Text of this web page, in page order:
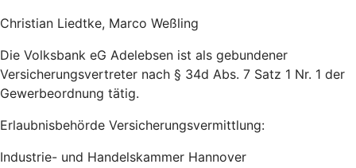
Christian Liedtke, Marco Weßling
Die Volksbank eG Adelebsen ist als gebundener
Versicherungsvertreter nach § 34d Abs. 7 Satz 1 Nr. 1 der
Gewerbeordnung tätig.
Erlaubnisbehörde Versicherungsvermittlung:
Industrie- und Handelskammer Hannover